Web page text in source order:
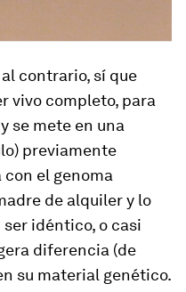
contrario, sí que
vivo completo, para
se mete en una
previamente
con el genoma
de alquiler y lo
idéntico, o casi
diferencia (de
su material genético.